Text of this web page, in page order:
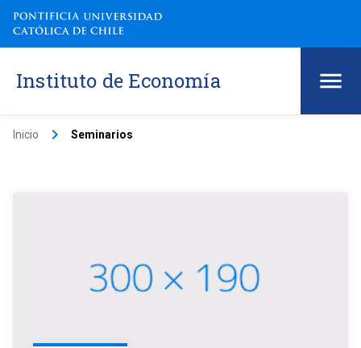
Instituto de Economía
Inicio keyboard_arrow_right Seminarios